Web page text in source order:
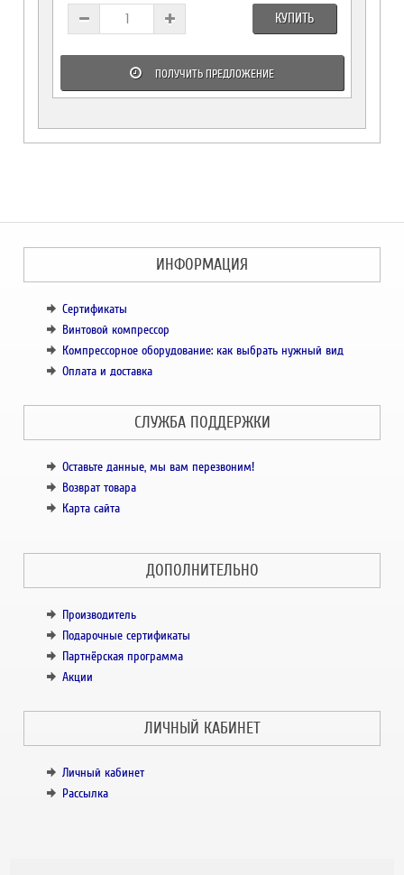
КУПИТЬ
ПОЛУЧИТЬ ПРЕДЛОЖЕНИЕ
ИНФОРМАЦИЯ
Сертификаты
Винтовой компрессор
Компрессорное оборудование: как выбрать нужный вид
Оплата и доставка
СЛУЖБА ПОДДЕРЖКИ
Оставьте данные, мы вам перезвоним!
Возврат товара
Карта сайта
ДОПОЛНИТЕЛЬНО
Производитель
Подарочные сертификаты
Партнёрская программа
Акции
ЛИЧНЫЙ КАБИНЕТ
Личный кабинет
Рассылка